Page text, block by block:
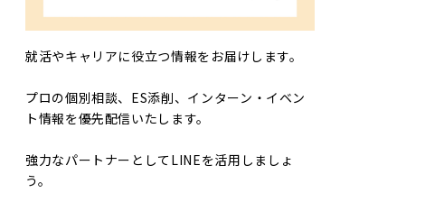
就活やキャリアに役立つ情報をお届けします。
プロの個別相談、ES添削、インターン・イベン
ト情報を優先配信いたします。
強力なパートナーとしてLINEを活用しましょ
う。